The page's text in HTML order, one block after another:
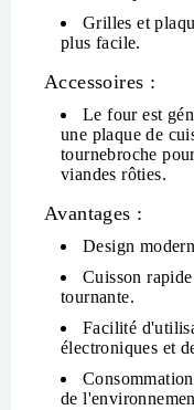
Grilles et
plus facile.
Accessoires :
Le four est
une plaque de
tournebroche
viandes rôties.
Avantages :
Design
Cuisson
tournante.
Facilité
électroniques et
de